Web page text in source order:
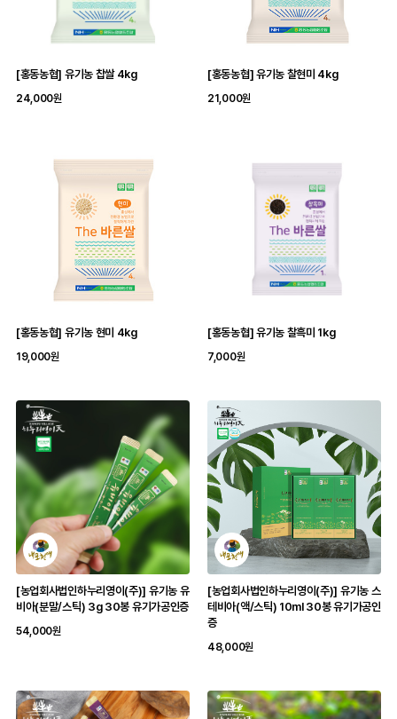
[홍동농협] 유기농 찹쌀 4kg
24,000원
[홍동농협] 유기농 찰현미 4kg
21,000원
[홍동농협] 유기농 현미 4kg
19,000원
[홍동농협] 유기농 찰흑미 1kg
7,000원
[농업회사법인하누리영이(주)] 유기농 유
비아(분말/스틱) 3g 30봉 유기가공인증
54,000원
[농업회사법인하누리영이(주)] 유기농 스
테비아(액/스틱) 10ml 30봉 유기가공인
증
48,000원